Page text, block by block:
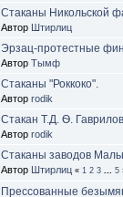
Стаканы Никольской
Автор Штирлиц
Эрзац-протестные
Автор Тымф
Стаканы "Роккоко".
Автор rodik
Стакан Т.Д. Ѳ.
Автор rodik
Стаканы заводов
Автор Штирлиц « 1 2 3 5
Прессованные